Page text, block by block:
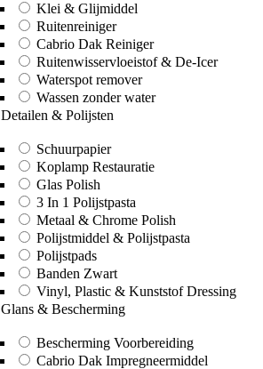
Klei & Glijmiddel
Ruitenreiniger
Cabrio Dak Reiniger
Ruitenwisservloeistof & De-Icer
Waterspot remover
Wassen zonder water
Detailen & Polijsten
Schuurpapier
Koplamp Restauratie
Glas Polish
3 In 1 Polijstpasta
Metaal & Chrome Polish
Polijstmiddel & Polijstpasta
Polijstpads
Banden Zwart
Vinyl, Plastic & Kunststof Dressing
Glans & Bescherming
Bescherming Voorbereiding
Cabrio Dak Impregneermiddel